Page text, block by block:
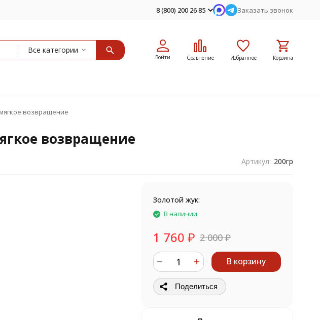
8 (800) 200 26 85 Заказать звонок
Все категории
Войти Сравнение Избранное Корзина
возвращение
возвращение
Артикул: 200гр
Золотой жук:
В наличии
1 760 ₽ 2 000₽
В корзину
Поделиться